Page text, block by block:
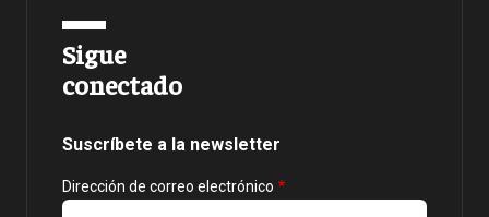
Sigue
conectado
Suscríbete a la newsletter
Dirección de correo electrónico